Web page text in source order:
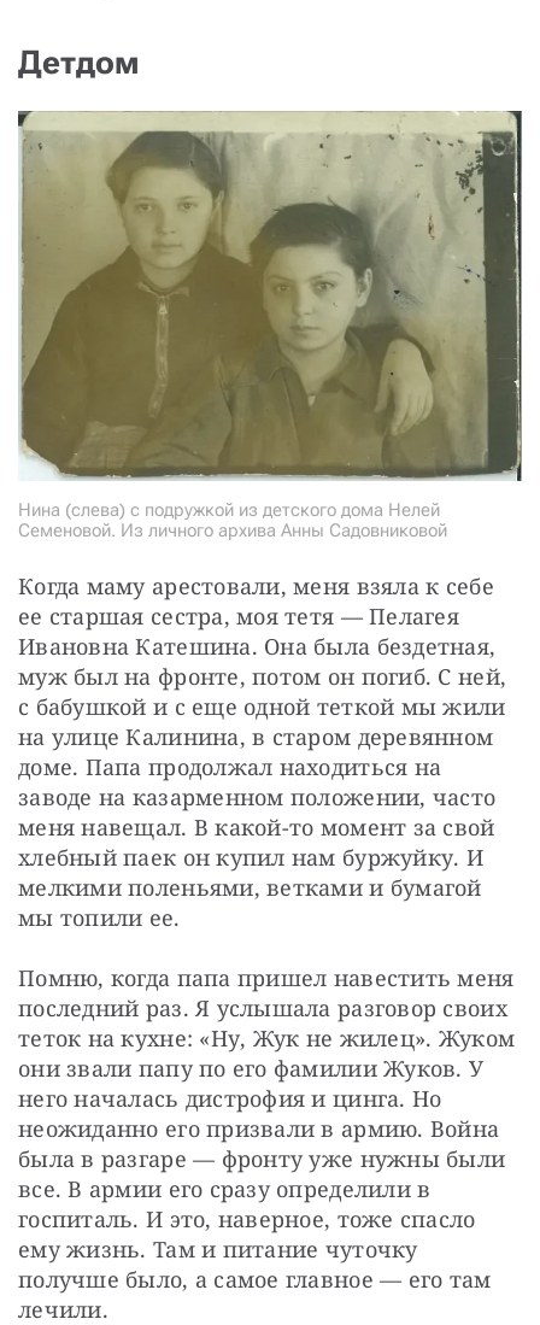
Детдом
Нина (слева) с подружкой из детского дома Нелей
Семеновой. Из личного архива Анны Садовниковой
Когда маму арестовали, меня взяла к себе
ее старшая сестра, моя тетя — Пелагея
Ивановна Катешина. Она была бездетная,
муж был на фронте, потом он погиб. С ней,
с бабушкой и с еще одной теткой мы жили
на улице Калинина, в старом деревянном
доме. Папа продолжал находиться на
заводе на казарменном положении, часто
меня навещал. В какой-то момент за свой
хлебный паек он купил нам буржуйку. И
мелкими поленьями, ветками и бумагой
мы топили ее.
Помню, когда папа пришел навестить меня
последний раз. Я услышала разговор своих
теток на кухне: «Ну, Жук не жилец». Жуком
они звали папу по его фамилии Жуков. У
него началась дистрофия и цинга. Но
неожиданно его призвали в армию. Война
была в разгаре — фронту уже нужны были
все. В армии его сразу определили в
госпиталь. И это, наверное, тоже спасло
ему жизнь. Там и питание чуточку
получше было, а самое главное — его там
лечили.